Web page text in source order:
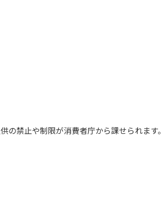
禁止や制限が消費者庁から課せられます。